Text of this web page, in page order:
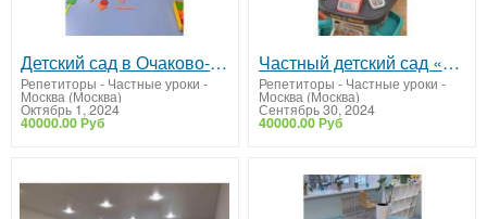
Детский сад в Очаково-Матвеевском: скидка 25% до 31 октября!
Репетиторы - Частные уроки -
Москва (Москва)
Октябрь 1, 2024
40000.00 Руб
Частный детский сад «Образование Плюс I» в Очаково-Матвеевское
Репетиторы - Частные уроки -
Москва (Москва)
Сентябрь 30, 2024
40000.00 Руб